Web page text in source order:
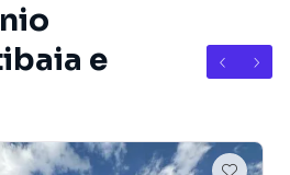
e a tranquilidade que só uma
de transformar seus sonhos em
à venda por R$ 4.500.000.
Reserva Ecológica Atibaia, em
e